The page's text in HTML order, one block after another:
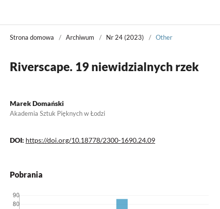
Strona domowa / Archiwum / Nr 24 (2023) / Other
Riverscape. 19 niewidzialnych rzek
Marek Domański
Akademia Sztuk Pięknych w Łodzi
DOI: https://doi.org/10.18778/2300-1690.24.09
Pobrania